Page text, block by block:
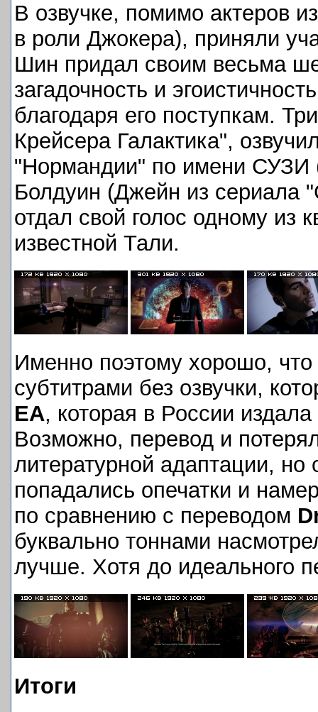
В озвучке, помимо актеров
в роли Джокера), приняли
Шин придал своим весьма
загадочность и
благодаря его поступкам.
Крейсера Галактика",
"Нормандии" по имени СУЗИ
Болдуин (Джейн из сериала
отдал свой голос одному из
известной Тали.
Именно поэтому хорошо, что
субтитрами без озвучки,
EA, которая в России
Возможно, перевод и
литературной адаптации,
попадались опечатки и
по сравнению с переводом
буквально тоннами
лучше. Хотя до идеального
Итоги